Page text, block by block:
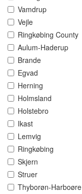
Vamdrup
Vejle
Ringkøbing County
Aulum-Haderup
Brande
Egvad
Herning
Holmsland
Holstebro
Ikast
Lemvig
Ringkøbing
Skjern
Struer
Thyborøn-Harboøre